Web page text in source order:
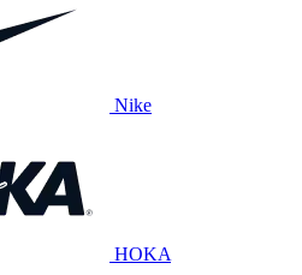
Nike
HOKA